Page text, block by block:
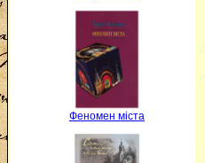
Феномен міста